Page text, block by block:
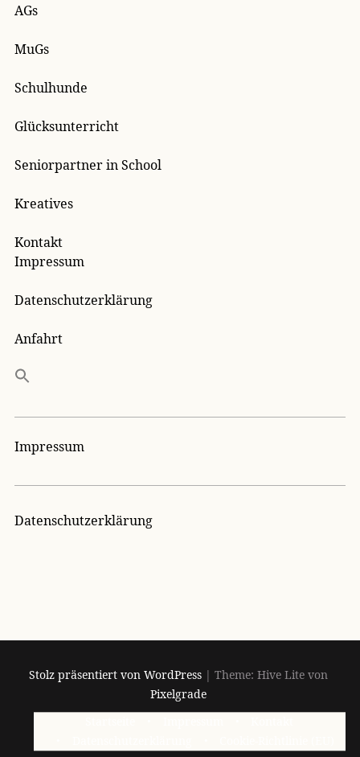
AGs
MuGs
Schulhunde
Glücksunterricht
Seniorpartner in School
Kreatives
Kontakt
Impressum
Datenschutzerklärung
Anfahrt
Impressum
Datenschutzerklärung
Stolz präsentiert von WordPress | Theme: Hive Lite von
Pixelgrade
Footer-